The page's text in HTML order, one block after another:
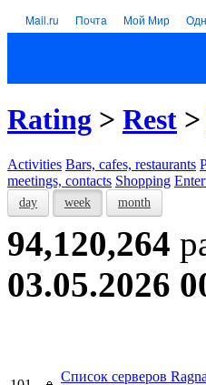
Mail.ru Почта Мой Мир
Rating > Rest >
Activities Bars, cafes, restaurants
meetings, contacts Shopping
day week month
94,120,264
03.05.2026
Список серверов